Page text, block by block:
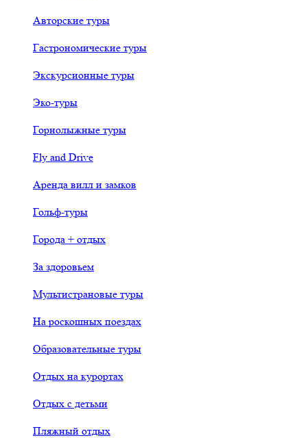
Авторские туры
Гастрономические туры
Экскурсионные туры
Эко-туры
Горнолыжные туры
Fly and Drive
Аренда вилл и замков
Гольф-туры
Города + отдых
За здоровьем
Мультистрановые туры
На роскошных поездах
Образовательные туры
Отдых на курортах
Отдых с детьми
Пляжный отдых